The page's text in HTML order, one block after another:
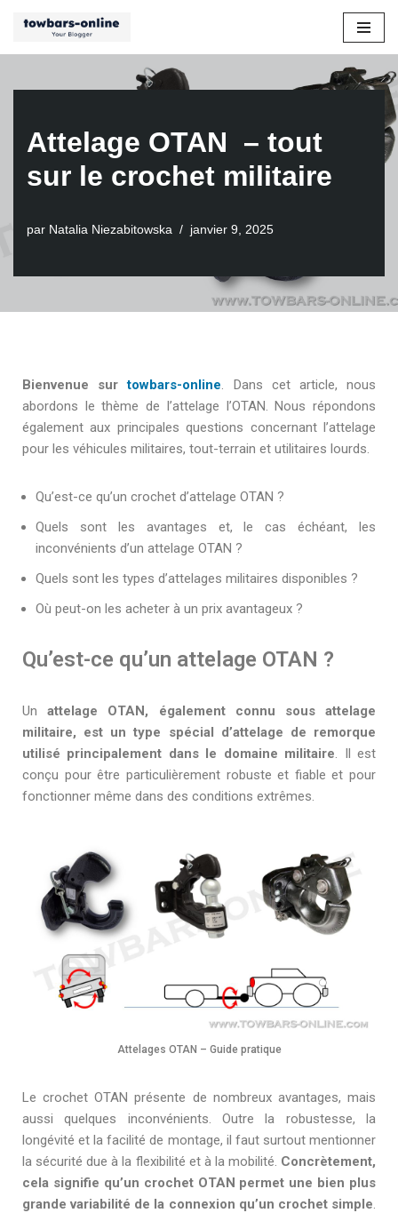
contenu
Attelage OTAN – tout
sur le crochet militaire
par Natalia Niezabitowska janvier 9, 2025
Bienvenue surtowbars-online. Dans cet article, nous
abordons le thème de l’attelage l’OTAN. Nous répondons
également aux principales questions concernant l’attelage
pour les véhicules militaires, tout-terrain et utilitaires lourds.
Qu’est-ce qu’un crochet d’attelage OTAN ?
Quels sont les avantages et, le cas échéant, les
inconvénients d’un attelage OTAN ?
Quels sont les types d’attelages militaires disponibles ?
Où peut-on les acheter à un prix avantageux ?
Qu’est-ce qu’un attelage OTAN ?
Unattelage OTAN, également connu sous attelage
militaire, est un type spécial d’attelage de remorque
utilisé principalement dans le domaine militaire. Il est
conçu pour être particulièrement robuste et fiable et pour
fonctionner même dans des conditions extrêmes.
Attelages OTAN – Guide pratique
Le crochet OTAN présente de nombreux avantages, mais
aussi quelques inconvénients. Outre la robustesse, la
longévité et la facilité de montage, il faut surtout mentionner
la sécurité due à la flexibilité et à la mobilité. Concrètement,
cela signifie qu’un crochet OTAN permet une bien plus
grande variabilité de la connexion qu’un crochet simple.